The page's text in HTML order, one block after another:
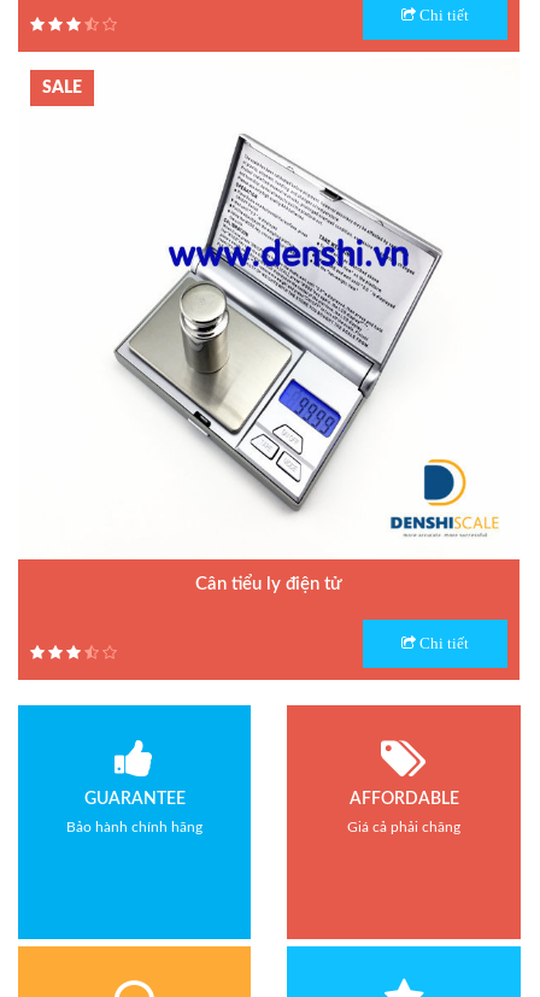
Hãng sản xuất : UTE - Taiwan
Chi tiết
SALE
Cân tiểu ly điện tử
Hãng sản xuất : Jadever
Chi tiết
GUARANTEE
Bảo hành chính hãng
AFFORDABLE
Giá cả phải chăng